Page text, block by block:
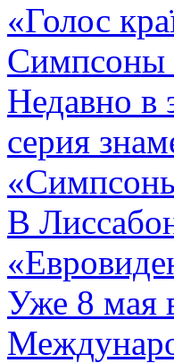
«Голос
Симпсоны
Недавно в
серия
В
Уже 8 мая